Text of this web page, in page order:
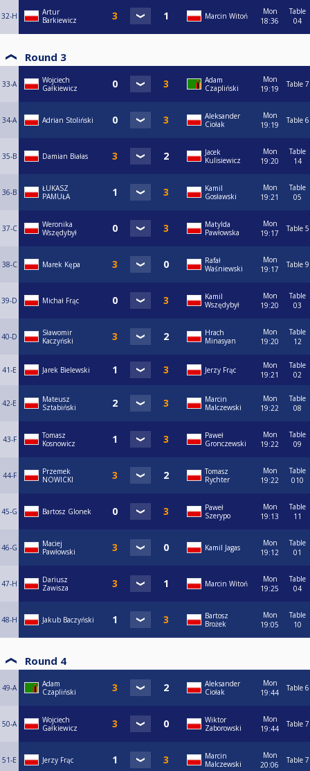
32-H
Artur
Barkiewicz
Marcin Witoń
Mon
18:36
Table
04
Round 3
33-A
Wojciech
Gałkiewicz
Adam
Czapliński
Mon
19:19
Table 7
34-A Adrian Stoliński
Aleksander
Ciołak
Mon
19:19
Table 6
35-B Damian Białas
Jacek
Kulisiewicz
Mon
19:20
Table
14
36-B
ŁUKASZ
PAMUŁA
Kamil
Gosławski
Mon
19:21
Table
05
37-C
Weronika
Wszędybył
Matylda
Pawłowska
Mon
19:17
Table 5
38-C Marek Kępa
Rafał
Waśniewski
Mon
19:17
Table 9
39-D Michał Frąc
Kamil
Wszędybył
Mon
19:20
Table
03
40-D
Sławomir
Kaczyński
Hrach
Minasyan
Mon
19:20
Table
12
41-E Jarek Bielewski Jerzy Frąc
Mon
19:21
Table
02
42-E
Mateusz
Sztabiński
Marcin
Malczewski
Mon
19:22
Table
08
43-F
Tomasz
Kosnowicz
Paweł
Gronczewski
Mon
19:22
Table
09
44-F
Przemek
NOWICKI
Tomasz
Rychter
Mon
19:22
Table
010
45-G Bartosz Glonek
Paweł
Szerypo
Mon
19:13
Table
11
46-G
Maciej
Pawłowski
Kamil Jagas
Mon
19:12
Table
01
47-H
Dariusz
Zawisza
Marcin Witoń
Mon
19:25
Table
04
48-H Jakub Baczyński
Bartosz
Brożek
Mon
19:05
Table
10
Round 4
49-A
Adam
Czapliński
Aleksander
Ciołak
Mon
19:44
Table 6
50-A
Wojciech
Gałkiewicz
Wiktor
Zaborowski
Mon
19:44
Table 7
51-E Jerzy Frąc
Marcin
Malczewski
Mon
20:06
Table 7